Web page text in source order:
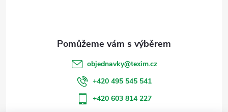
objednavky@texim.cz
+420 495 545 541
+420 603 814 227